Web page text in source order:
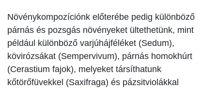
Növénykompozíciónk előterébe pedig különböző
párnás és pozsgás növényeket ültethetünk, mint
például különböző varjúhájféléket (Sedum),
kövirózsákat (Sempervivum), párnás homokhúrt
(Cerastium fajok), melyeket társíthatunk
kőtörőfüvekkel (Saxifraga) és pázsitviolákkal